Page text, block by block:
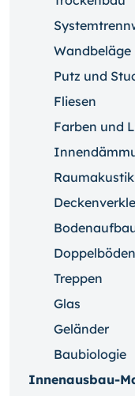
Wandbeläge
Putz und
Fliesen
Farben und
Raumakustik
Doppelböden
Treppen
Glas
Geländer
Baubiologie
Innenausbau-